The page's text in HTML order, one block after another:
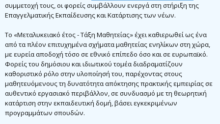
συμμετοχή τους, οι φορείς συμβάλλουν ενεργά στη στήριξη της
Επαγγελματικής Εκπαίδευσης και Κατάρτισης των νέων.
Το «Μεταλυκειακό έτος - Τάξη Μαθητείας» έχει καθιερωθεί ως ένα
από τα πλέον επιτυχημένα σχήματα μαθητείας ενηλίκων στη χώρα,
με ευρεία αποδοχή τόσο σε εθνικό επίπεδο όσο και σε ευρωπαϊκό.
Φορείς του δημόσιου και ιδιωτικού τομέα διαδραματίζουν
καθοριστικό ρόλο στην υλοποίησή του, παρέχοντας στους
μαθητευόμενους τη δυνατότητα απόκτησης πρακτικής εμπειρίας σε
αυθεντικό εργασιακό περιβάλλον, σε συνδυασμό με τη θεωρητική
κατάρτιση στην εκπαιδευτική δομή, βάσει εγκεκριμένων
προγραμμάτων σπουδών.